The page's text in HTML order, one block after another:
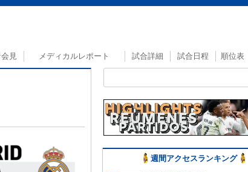
見 メディカルレポート 試合詳細 試合日程 順位表
週間アクセスランキング